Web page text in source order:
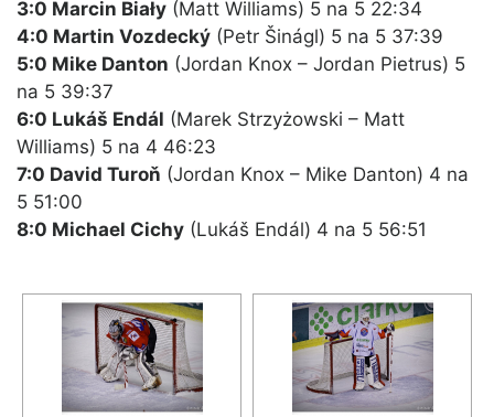
3:0 Marcin Biały (Matt Williams) 5 na 5 22:34
4:0 Martin Vozdecký (Petr Šinágl) 5 na 5 37:39
5:0 Mike Danton (Jordan Knox – Jordan Pietrus) 5
na 5 39:37
6:0 Lukáš Endál (Marek Strzyżowski – Matt
Williams) 5 na 4 46:23
7:0 David Turoň (Jordan Knox – Mike Danton) 4 na
5 51:00
8:0 Michael Cichy (Lukáš Endál) 4 na 5 56:51